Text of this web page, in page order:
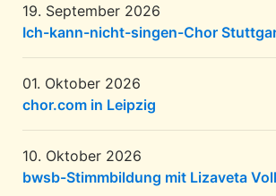
19. September 2026
Ich-kann-nicht-singen-Chor
01. Oktober 2026
chor.com in Leipzig
10. Oktober 2026
bwsb-Stimmbildung mit Lizaveta